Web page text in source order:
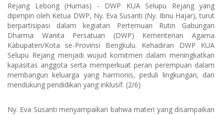
Rejang Lebong (Humas) - DWP KUA Selupu Rejang yang
dipimpin oleh Ketua DWP, Ny. Eva Susanti (Ny. Ibnu Hajar), turut
berpartisipasi dalam kegiatan Pertemuan Rutin Gabungan
Dharma Wanita Persatuan (DWP) Kementerian Agama
Kabupaten/Kota se-Provinsi Bengkulu. Kehadiran DWP KUA
Selupu Rejang menjadi wujud komitmen dalam meningkatkan
kapasitas anggota serta memperkuat peran perempuan dalam
membangun keluarga yang harmonis, peduli lingkungan, dan
mendukung pendidikan yang inklusif. (2/6)
Ny. Eva Susanti menyampaikan bahwa materi yang disampaikan